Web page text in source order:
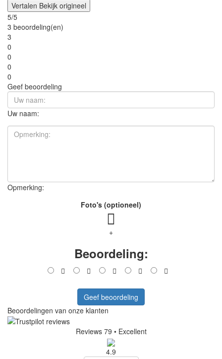
Vertalen Bekijk origineel
5/5
3 beoordeling(en)
3
0
0
0
0
Geef beoordeling
Uw naam:
Opmerking:
Foto's (optioneel)
+
Beoordeling:
Geef beoordeling
Beoordelingen van onze klanten
Reviews 79 • Excellent
4.9